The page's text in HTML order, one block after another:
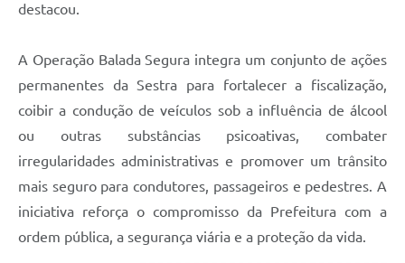
destacou.
A Operação Balada Segura integra um conjunto de ações
permanentes da Sestra para fortalecer a fiscalização,
coibir a condução de veículos sob a influência de álcool
ou outras substâncias psicoativas, combater
irregularidades administrativas e promover um trânsito
mais seguro para condutores, passageiros e pedestres. A
iniciativa reforça o compromisso da Prefeitura com a
ordem pública, a segurança viária e a proteção da vida.